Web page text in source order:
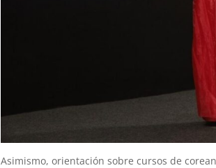
Asimismo, orientación sobre cursos de